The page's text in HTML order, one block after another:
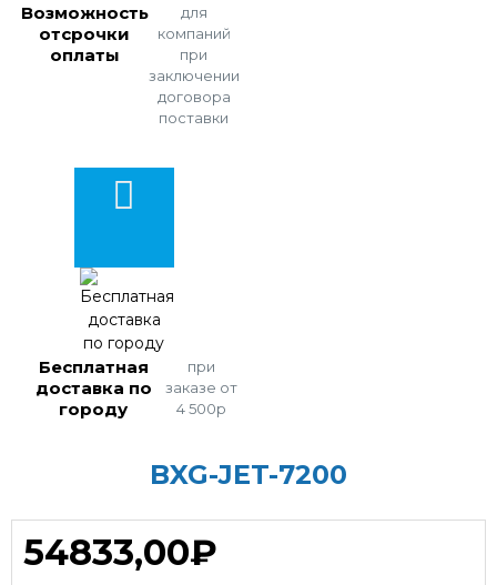
Возможность
отсрочки
оплаты
для
компаний
при
заключении
договора
поставки
Бесплатная
доставка по
городу
при
заказе от
4 500р
BXG-JET-7200
54833,00₽